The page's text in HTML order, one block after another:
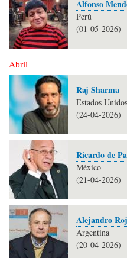
Alfonso
Perú
(01-05-2026)
Abril
Raj Sharma
Estados Unidos
(24-04-2026)
Ricardo de
México
(21-04-2026)
Alejandro
Argentina
(20-04-2026)